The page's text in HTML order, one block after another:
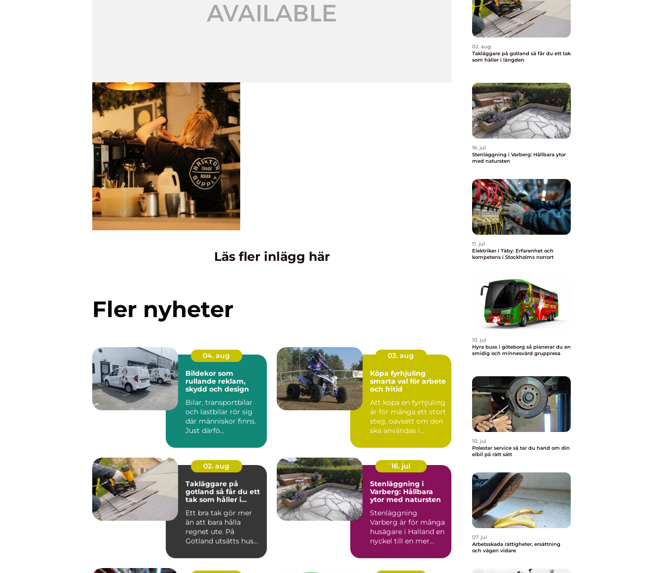
Läs fler inlägg här
Fler nyheter
04. aug
Bildekor som
rullande reklam,
skydd och design
Bilar, transportbilar
och lastbilar rör sig
där människor finns.
Just därfö...
03. aug
Köpa fyrhjuling
smarta val för arbete
och fritid
Att köpa en fyrhjuling
är för många ett stort
steg, oavsett om den
ska användas i
02. aug
Takläggare på
gotland så får du ett
tak som håller i
Ett bra tak gör mer
än att bara hålla
regnet ute. På
Gotland utsätts hus
saltstän...
16. jul
Stenläggning i
Varberg: Hållbara
ytor med natursten
Stenläggning
Varberg är för många
husägare i Halland en
nyckel till en mer...
02. aug
Takläggare på gotland så får du ett tak
som håller i längden
16. jul
Stenläggning i Varberg: Hållbara ytor
med natursten
11. jul
Elektriker i Täby: Erfarenhet och
kompetens i Stockholms norrort
10. jul
Hyra buss i göteborg så planerar du en
smidig och minnesvärd gruppresa
10. jul
Polestar service så tar du hand om din
elbil på rätt sätt
07. jul
Arbetsskada rättigheter, ersättning
och vägen vidare